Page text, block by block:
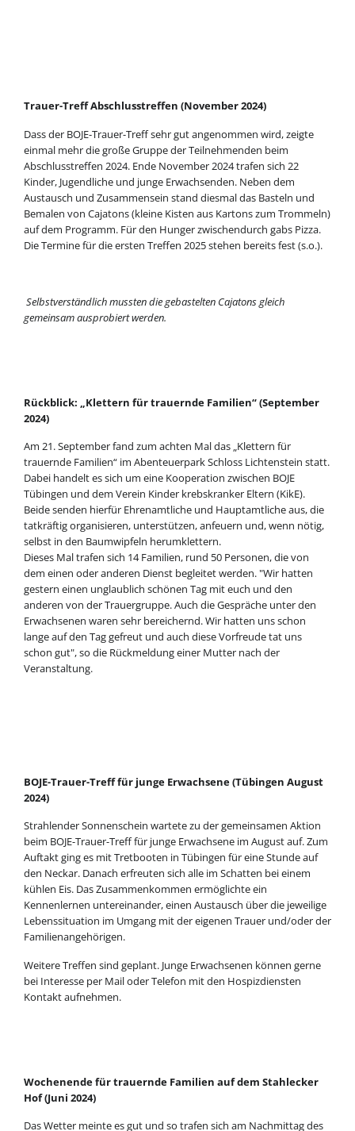
Trauer-Treff Abschlusstreffen (November 2024)
Dass der BOJE-Trauer-Treff sehr gut angenommen wird, zeigte
einmal mehr die große Gruppe der Teilnehmenden beim
Abschlusstreffen 2024. Ende November 2024 trafen sich 22
Kinder, Jugendliche und junge Erwachsenden. Neben dem
Austausch und Zusammensein stand diesmal das Basteln und
Bemalen von Cajatons (kleine Kisten aus Kartons zum Trommeln)
auf dem Programm. Für den Hunger zwischendurch gabs Pizza.
Die Termine für die ersten Treffen 2025 stehen bereits fest (s.o.).
Selbstverständlich mussten die gebastelten Cajatons gleich
gemeinsam ausprobiert werden.
Rückblick: „Klettern für trauernde Familien“ (September
2024)
Am 21. September fand zum achten Mal das „Klettern für
trauernde Familien“ im Abenteuerpark Schloss Lichtenstein statt.
Dabei handelt es sich um eine Kooperation zwischen BOJE
Tübingen und dem Verein Kinder krebskranker Eltern (KikE).
Beide senden hierfür Ehrenamtliche und Hauptamtliche aus, die
tatkräftig organisieren, unterstützen, anfeuern und, wenn nötig,
selbst in den Baumwipfeln herumklettern.
Dieses Mal trafen sich 14 Familien, rund 50 Personen, die von
dem einen oder anderen Dienst begleitet werden. "Wir hatten
gestern einen unglaublich schönen Tag mit euch und den
anderen von der Trauergruppe. Auch die Gespräche unter den
Erwachsenen waren sehr bereichernd. Wir hatten uns schon
lange auf den Tag gefreut und auch diese Vorfreude tat uns
schon gut", so die Rückmeldung einer Mutter nach der
Veranstaltung.
BOJE-Trauer-Treff für junge Erwachsene (Tübingen August
2024)
Strahlender Sonnenschein wartete zu der gemeinsamen Aktion
beim BOJE-Trauer-Treff für junge Erwachsene im August auf. Zum
Auftakt ging es mit Tretbooten in Tübingen für eine Stunde auf
den Neckar. Danach erfreuten sich alle im Schatten bei einem
kühlen Eis. Das Zusammenkommen ermöglichte ein
Kennenlernen untereinander, einen Austausch über die jeweilige
Lebenssituation im Umgang mit der eigenen Trauer und/oder der
Familienangehörigen.
Weitere Treffen sind geplant. Junge Erwachsenen können gerne
bei Interesse per Mail oder Telefon mit den Hospizdiensten
Kontakt aufnehmen.
Wochenende für trauernde Familien auf dem Stahlecker
Hof (Juni 2024)
Das Wetter meinte es gut und so trafen sich am Nachmittag des